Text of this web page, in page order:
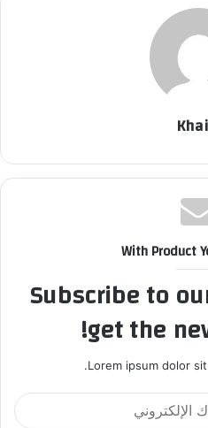
With Product
Subscribe to
get the
Lorem ipsum dolor